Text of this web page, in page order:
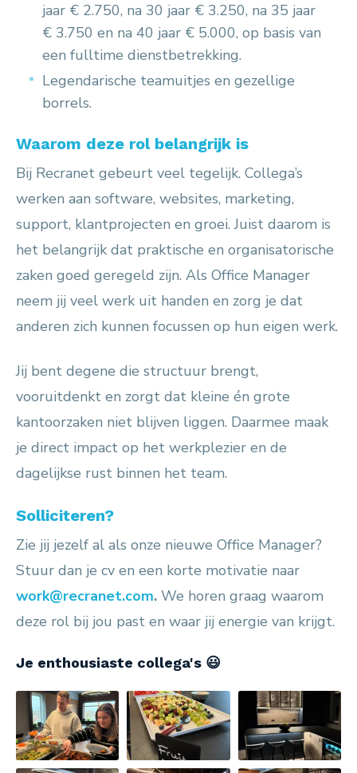
jaar € 2.750, na 30 jaar € 3.250, na 35 jaar
€ 3.750 en na 40 jaar € 5.000, op basis van
een fulltime dienstbetrekking.
Legendarische teamuitjes en gezellige
borrels.
Waarom deze rol belangrijk is
Bij Recranet gebeurt veel tegelijk. Collega’s
werken aan software, websites, marketing,
support, klantprojecten en groei. Juist daarom is
het belangrijk dat praktische en organisatorische
zaken goed geregeld zijn. Als Office Manager
neem jij veel werk uit handen en zorg je dat
anderen zich kunnen focussen op hun eigen werk.
Jij bent degene die structuur brengt,
vooruitdenkt en zorgt dat kleine én grote
kantoorzaken niet blijven liggen. Daarmee maak
je direct impact op het werkplezier en de
dagelijkse rust binnen het team.
Solliciteren?
Zie jij jezelf al als onze nieuwe Office Manager?
Stuur dan je cv en een korte motivatie naar
work@recranet.com. We horen graag waarom
deze rol bij jou past en waar jij energie van krijgt.
Je enthousiaste collega's 😃